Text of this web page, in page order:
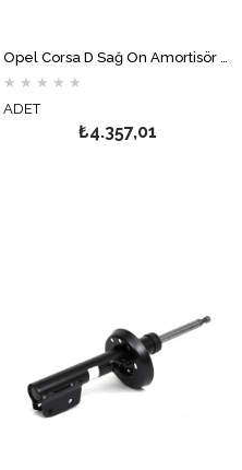
★ ★ ★ ★ ★
ADET
₺4.357,01